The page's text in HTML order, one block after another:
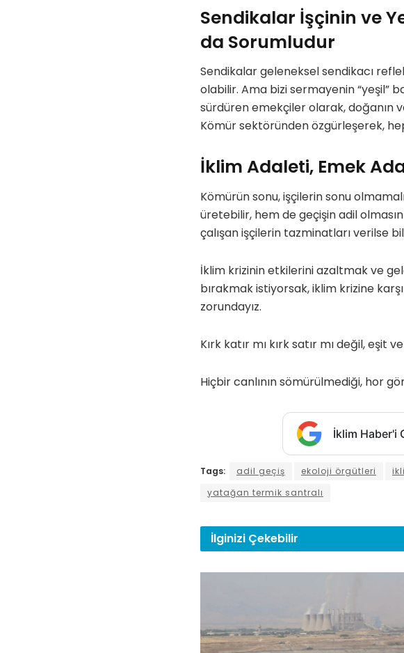
Sendikalar İşçinin ve
da Sorumludur
Sendikalar geleneksel sendikacı
olabilir. Ama bizi sermayenin “yeşil”
sürdüren emekçiler olarak, doğanın
Kömür sektöründen özgürleşerek,
İklim Adaleti, Emek
Kömürün sonu, işçilerin sonu
üretebilir, hem de geçişin adil
çalışan işçilerin tazminatları verilse
İklim krizinin etkilerini azaltmak ve
bırakmak istiyorsak, iklim krizine
zorundayız.
Kırk katır mı kırk satır mı değil, eşit
Hiçbir canlının sömürülmediği, hor
İklim Haber'i
Tags: adil geçiş ekoloji örgütleri
yatağan termik santralı
İlginizi Çekebilir